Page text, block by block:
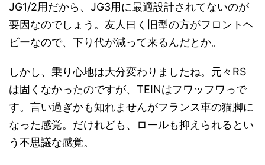
JG1/2用だから、JG3用に最適設計されてないのが
要因なのでしょう。友人曰く旧型の方がフロントヘ
ビーなので、下り代が減って来るんだとか。
しかし、乗り心地は大分変わりましたね。元々RS
は固くなかったのですが、TEINはフワッフワっで
す。言い過ぎかも知れませんがフランス車の猫脚に
なった感覚。だけれども、ロールも抑えられるとい
う不思議な感覚。